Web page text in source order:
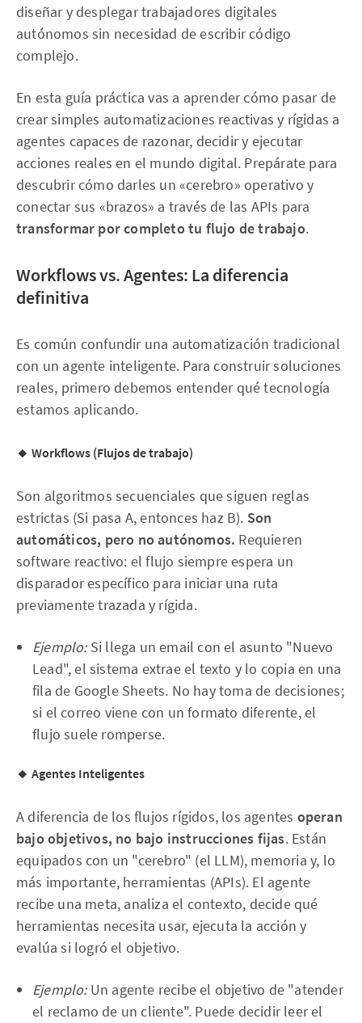
diseñar y desplegar trabajadores digitales
autónomos sin necesidad de escribir código
complejo.
En esta guía práctica vas a aprender cómo pasar de
crear simples automatizaciones reactivas y rígidas a
agentes capaces de razonar, decidir y ejecutar
acciones reales en el mundo digital. Prepárate para
descubrir cómo darles un «cerebro» operativo y
conectar sus «brazos» a través de las APIs para
transformar por completo tu flujo de trabajo.
Workflows vs. Agentes: La diferencia
definitiva
Es común confundir una automatización tradicional
con un agente inteligente. Para construir soluciones
reales, primero debemos entender qué tecnología
estamos aplicando.
🔸 Workflows (Flujos de trabajo)
Son algoritmos secuenciales que siguen reglas
estrictas (Si pasa A, entonces haz B). Son
automáticos, pero no autónomos. Requieren
software reactivo: el flujo siempre espera un
disparador específico para iniciar una ruta
previamente trazada y rígida.
Ejemplo:Si llega un email con el asunto "Nuevo
Lead", el sistema extrae el texto y lo copia en una
fila de Google Sheets. No hay toma de decisiones;
si el correo viene con un formato diferente, el
flujo suele romperse.
🔸 Agentes Inteligentes
A diferencia de los flujos rígidos, los agentes operan
bajo objetivos, no bajo instrucciones fijas. Están
equipados con un "cerebro" (el LLM), memoria y, lo
más importante, herramientas (APIs). El agente
recibe una meta, analiza el contexto, decide qué
herramientas necesita usar, ejecuta la acción y
evalúa si logró el objetivo.
Ejemplo:Un agente recibe el objetivo de "atender
el reclamo de un cliente". Puede decidir leer el